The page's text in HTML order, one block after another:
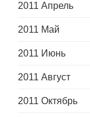
2011 Апрель
2011 Май
2011 Июнь
2011 Август
2011 Октябрь